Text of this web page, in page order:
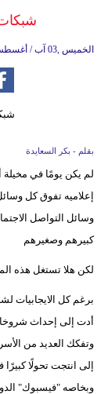
13:17 2017 الخميس ,03 آب / أغسطس
بقلم - بكر السعايدة
لم يكن يومًا في
إعلاميه تفوق كل
وسائل التواصل
كبيرهم وصغيرهم
لكن هلا تستغل هذه
برغم كل الايجابيات
أدت إلى إحداث
وتفكك العديد من الأسر،
إلى انتجت تحولًا
وبخاصه "فيسبوك"